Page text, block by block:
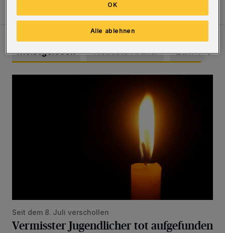
Meistgelesen Neueste Artikel Zum Thema
Seit dem 8. Juli verschollen
Vermisster Jugendlicher tot aufgefunden
Alle ablehnen
OK